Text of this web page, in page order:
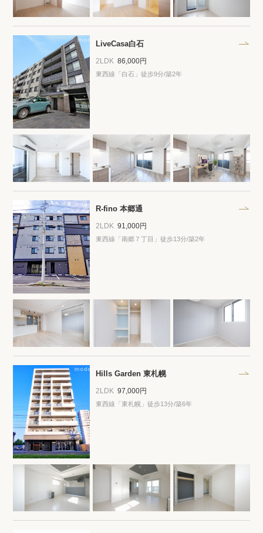
高級賃貸物件トピック 会社概要
商標について
LiveCasa白石
2LDK 86,000円
東西線「白石」徒歩9分/築2年
R-fino 本郷通
2LDK 91,000円
東西線「南郷７丁目」徒歩13分/築2年
Hills Garden 東札幌
2LDK 97,000円
東西線「東札幌」徒歩13分/築6年